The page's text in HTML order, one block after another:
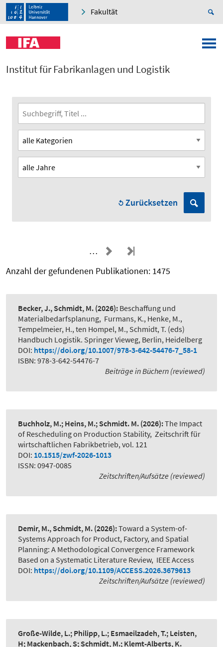
Fakultät
Institut für Fabrikanlagen und Logistik
Zurücksetzen
…
Anzahl der gefundenen Publikationen: 1475
Becker, J., Schmidt, M. (2026): Beschaffung und
Materialbedarfsplanung, Furmans, K., Henke, M.,
Tempelmeier, H., ten Hompel, M., Schmidt, T. (eds)
Handbuch Logistik. Springer Vieweg, Berlin, Heidelberg
DOI: https://doi.org/10.1007/978-3-642-54476-7_58-1
ISBN: 978-3-642-54476-7
Beiträge in Büchern (reviewed)
Buchholz, M.; Heins, M.; Schmidt. M. (2026):The Impact
of Rescheduling on Production Stability, Zeitschrift für
wirtschaftlichen Fabrikbetrieb, vol. 121
DOI: 10.1515/zwf-2026-1013
ISSN: 0947-0085
Zeitschriften/Aufsätze (reviewed)
Demir, M., Schmidt, M. (2026):Toward a System-of-
Systems Approach for Product, Factory, and Spatial
Planning: A Methodological Convergence Framework
Based on a Systematic Literature Review, IEEE Access
DOI: https://doi.org/10.1109/ACCESS.2026.3679613
Zeitschriften/Aufsätze (reviewed)
Große-Wilde, L.; Philipp, L.; Esmaeilzadeh, T.; Leisten,
H; Mackenbach, S; Schmidt, M.; Klemt-Alberts, K.